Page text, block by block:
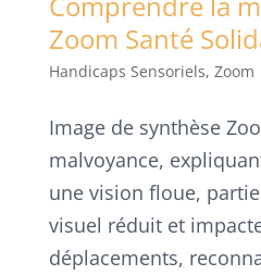
Zoom Santé
Handicaps Sensoriels, Zoom
Image de synthèse
malvoyance,
une vision floue,
visuel réduit et
déplacements,